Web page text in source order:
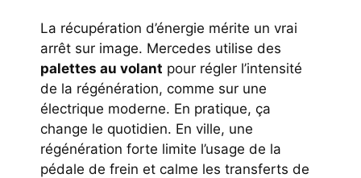
La récupération d’énergie mérite un vrai
arrêt sur image. Mercedes utilise des
palettes au volant pour régler l’intensité
de la régénération, comme sur une
électrique moderne. En pratique, ça
change le quotidien. En ville, une
régénération forte limite l’usage de la
pédale de frein et calme les transferts de